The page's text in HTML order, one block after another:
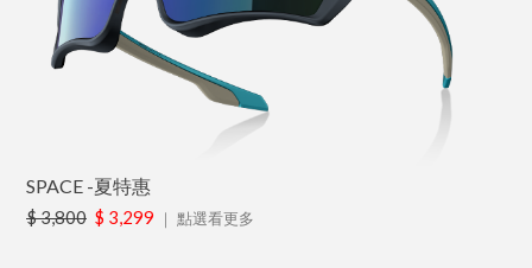
SPACE -夏特惠
$ 3,800 $ 3,299 ｜ 點選看更多